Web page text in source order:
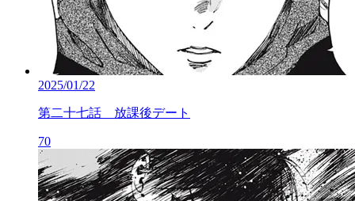
2025/01/22
第二十七話 放課後デート
70